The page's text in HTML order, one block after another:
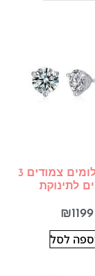
עגילי יהלומים צמודים 3
לתינוקת
₪1199
לסל